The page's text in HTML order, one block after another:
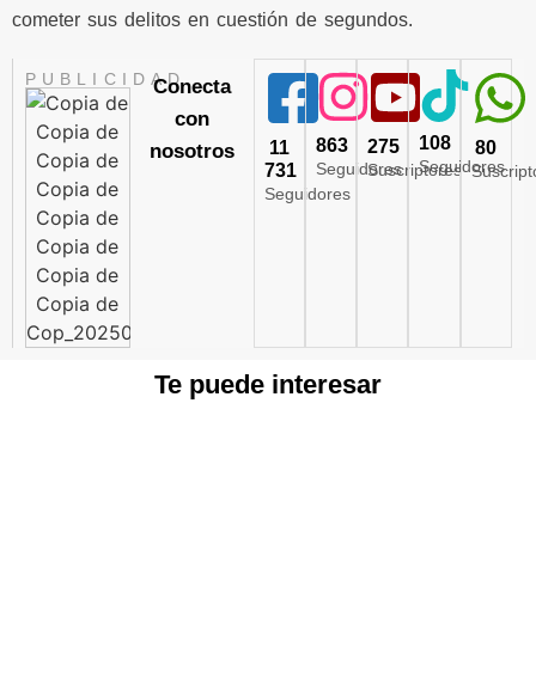
cometer sus delitos en cuestión de segundos.
PUBLICIDADConecta
con
nosotros
11
731
Seguidores
863
Seguidores
275
Suscriptores
108
Seguidores
80
Te puede interesar